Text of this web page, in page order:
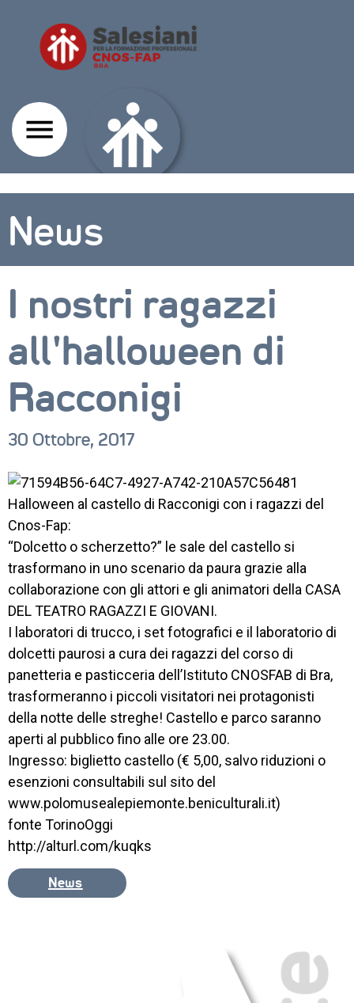
NEWS
SETTORI
PROFESSIONALI
SERVIZI
AL
LAVORO
IL
CENTRO
PROGETTO
EDUCATIVO
ORIENTAMENTO
QUALITÀ
E
ACCREDITAMENTO
EXTRA
CONTATTI
News
I nostri ragazzi
all’halloween di
Racconigi
30 Ottobre, 2017
Halloween al castello di Racconigi con i ragazzi del
Cnos-Fap:
“Dolcetto o scherzetto?” le sale del castello si
trasformano in uno scenario da paura grazie alla
collaborazione con gli attori e gli animatori della CASA
DEL TEATRO RAGAZZI E GIOVANI.
I laboratori di trucco, i set fotografici e il laboratorio di
dolcetti paurosi a cura dei ragazzi del corso di
panetteria e pasticceria dell’Istituto CNOSFAB di Bra,
trasformeranno i piccoli visitatori nei protagonisti
della notte delle streghe! Castello e parco saranno
aperti al pubblico fino alle ore 23.00.
Ingresso: biglietto castello (€ 5,00, salvo riduzioni o
esenzioni consultabili sul sito del
www.polomusealepiemonte.beniculturali.it)
fonte TorinoOggi
http://alturl.com/kuqks
News